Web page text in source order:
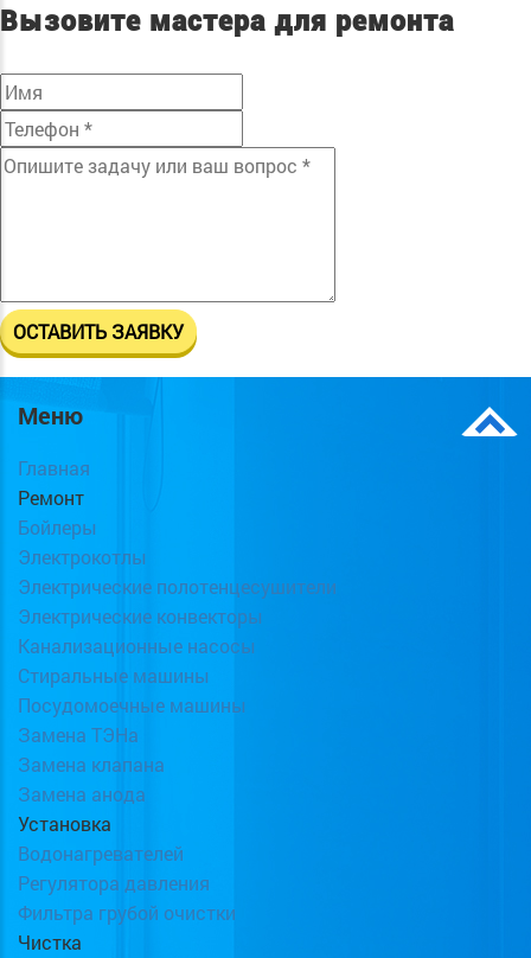
Вызовите мастера для ремонта
Меню
Главная
Ремонт
Бойлеры
Электрокотлы
Электрические полотенцесушители
Электрические конвекторы
Канализационные насосы
Стиральные машины
Посудомоечные машины
Замена ТЭНа
Замена клапана
Замена анода
Установка
Водонагревателей
Регулятора давления
Фильтра грубой очистки
Чистка